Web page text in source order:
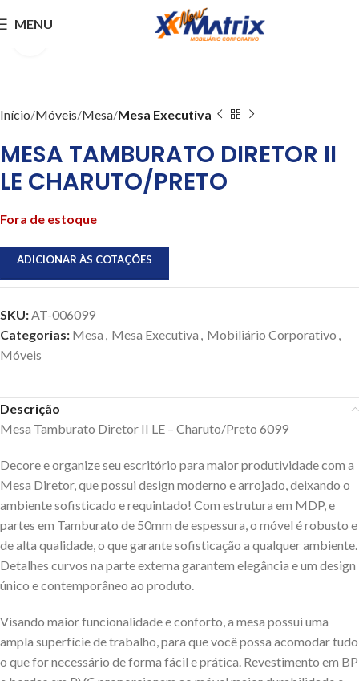
MENU
Início Móveis Mesa Mesa Executiva
MESA TAMBURATO DIRETOR II
LE CHARUTO/PRETO
Fora de estoque
ADICIONAR ÀS COTAÇÕES
SKU:AT-006099
Categorias: Mesa , Mesa Executiva , Mobiliário Corporativo ,
Móveis
Descrição
Mesa Tamburato Diretor II LE – Charuto/Preto 6099
Decore e organize seu escritório para maior produtividade com a
Mesa Diretor, que possui design moderno e arrojado, deixando o
ambiente sofisticado e requintado! Com estrutura em MDP, e
partes em Tamburato de 50mm de espessura, o móvel é robusto e
de alta qualidade, o que garante sofisticação a qualquer ambiente.
Detalhes curvos na parte externa garantem elegância e um design
único e contemporâneo ao produto.
Visando maior funcionalidade e conforto, a mesa possui uma
ampla superfície de trabalho, para que você possa acomodar tudo
o que for necessário de forma fácil e prática. Revestimento em BP